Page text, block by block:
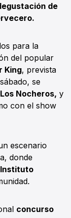
de
para la
del popular
King, prevista
se
Los Nocheros, y
con el show
escenario
donde
Instituto
concurso